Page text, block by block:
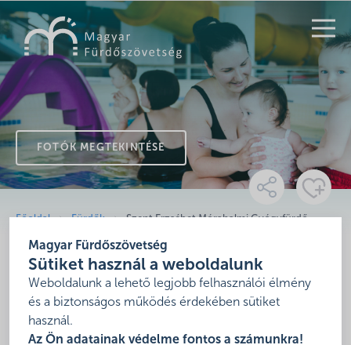
Magyar Fürdőszövetség
Sütiket használ a weboldalunk
Weboldalunk a lehető legjobb felhasználói élmény
és a biztonságos működés érdekében sütiket
használ.
Az Ön adatainak védelme fontos a számunkra!
KERESÉS
FOTÓK MEGTEKINTÉSE
Főoldal Fürdők Szent Erzsébet Mórahalmi Gyógyfürdő
Szent Erzsébet Mórahalmi
Gyógyfürdő
6782 Mórahalom, Szent László park 4.
Mutasd térképen